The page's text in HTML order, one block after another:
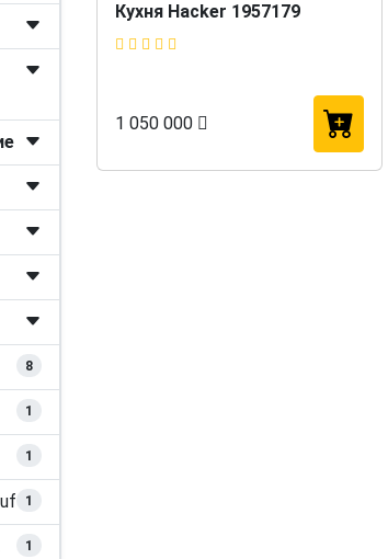
8
1
1
1
1
Кухня Hacker 1957179
1 050 000